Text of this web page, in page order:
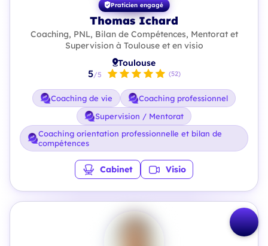
Praticien engagé
Thomas Ichard
Coaching, PNL, Bilan de Compétences, Mentorat et
Supervision à Toulouse et en visio
Toulouse
5/5 (52)
Coaching de vie
Coaching professionnel
Supervision / Mentorat
Coaching orientation professionnelle et bilan de
compétences
Cabinet Visio